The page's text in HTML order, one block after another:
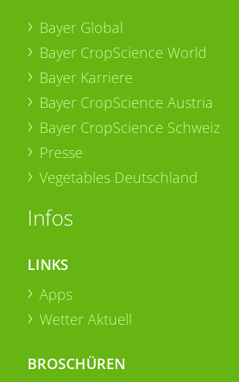
Bayer Global
Bayer CropScience World
Bayer Karriere
Bayer CropScience Austria
Bayer CropScience Schweiz
Presse
Vegetables Deutschland
Infos
LINKS
Apps
Wetter Aktuell
BROSCHÜREN